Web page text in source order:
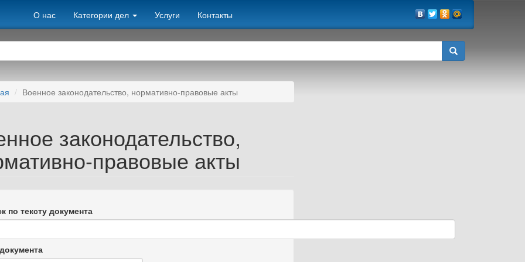
О нас Категории дел Услуги Контакты
Военное законодательство, нормативно-правовые акты
законодательство,
правовые акты
по тексту документа